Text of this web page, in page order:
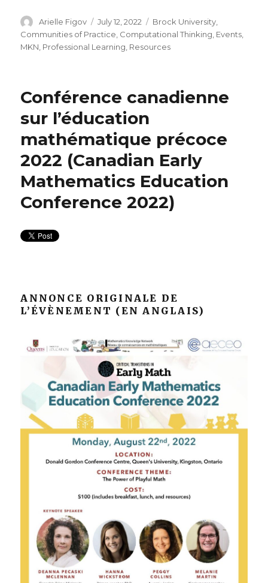
Author
Arielle Figov
Posted
on
July 12, 2022 Categories
Brock University
Communities of Practice Computational Thinking Events
MKN Professional Learning Resources
Conférence canadienne
sur l’éducation
mathématique précoce
2022 (Canadian Early
Mathematics Education
Conference 2022)
ANNONCE ORIGINALE DE
L’ÉVÈNEMENT (EN ANGLAIS)